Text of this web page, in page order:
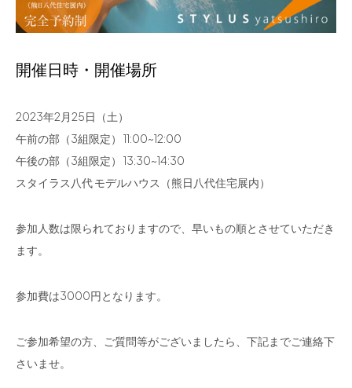
開催日時・開催場所
2023年2月25日（土）
午前の部（3組限定） 11:00~12:00
午後の部（3組限定） 13:30~14:30
スタイラス八代 モデルハウス（熊日八代住宅展内）
参加人数は限られておりますので、早いもの順とさせていただき
ます。
参加費は3000円となります。
ご参加希望の方、ご質問等がございましたら、下記までご連絡下
さいませ。